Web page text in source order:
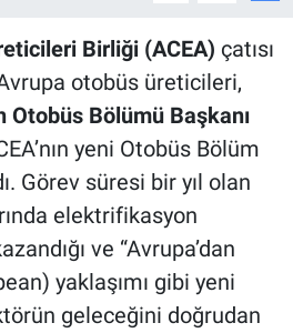
Birliği (ACEA) çatısı
otobüs üreticileri,
Otobüs Bölümü Başkanı
yeni Otobüs Bölüm
Görev süresi bir yıl olan
elektrifikasyon
ve “Avrupa’dan
yaklaşımı gibi yeni
geleceğini doğrudan